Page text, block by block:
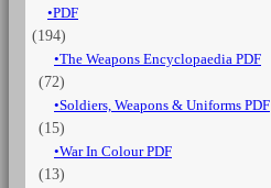
PDF
(194)
The Weapons Encyclopaedia PDF
(72)
Soldiers, Weapons & Uniforms PDF
(15)
War In Colour PDF
(13)